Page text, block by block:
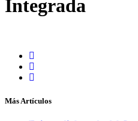
Integrada
Más Artículos